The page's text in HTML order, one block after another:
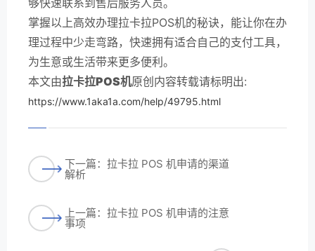
掌握以上高效办理拉卡拉POS机的秘诀，能让你在办
理过程中少走弯路，快速拥有适合自己的支付工具，
为生意或生活带来更多便利。
本文由拉卡拉POS机原创内容转载请标明出:
https://www.1aka1a.com/help/49795.html
下一篇：拉卡拉 POS 机申请的渠道
解析
上一篇：拉卡拉 POS 机申请的注意
事项